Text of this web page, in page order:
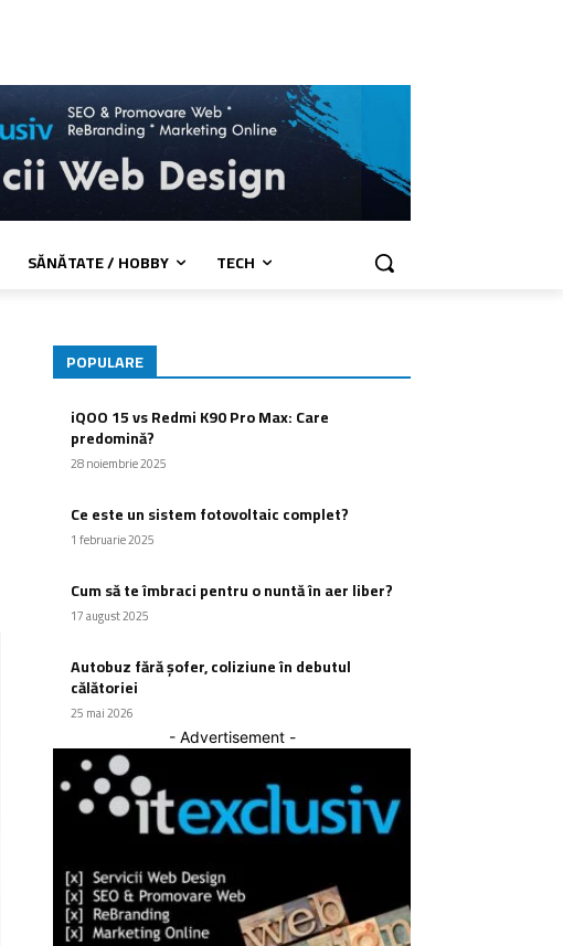
SĂNĂTATE / HOBBY TECH
POPULARE
iQOO 15 vs Redmi K90 Pro Max: Care
predomină?
28 noiembrie 2025
Ce este un sistem fotovoltaic complet?
1 februarie 2025
Cum să te îmbraci pentru o nuntă în aer liber?
17 august 2025
Autobuz fără șofer, coliziune în debutul
călătoriei
25 mai 2026
- Advertisement -